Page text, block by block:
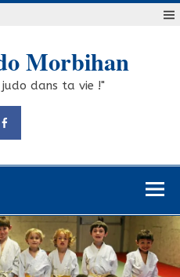
Morbihan
dans ta vie !"